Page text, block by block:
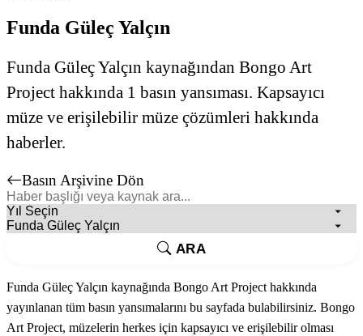
Funda Güleç Yalçın
Funda Güleç Yalçın kaynağından Bongo Art
Project hakkında 1 basın yansıması. Kapsayıcı
müze ve erişilebilir müze çözümleri hakkında
haberler.
Basın Arşivine Dön
ARA
Funda Güleç Yalçın kaynağında Bongo Art Project hakkında
yayınlanan tüm basın yansımalarını bu sayfada bulabilirsiniz. Bongo
Art Project, müzelerin herkes için kapsayıcı ve erişilebilir olması